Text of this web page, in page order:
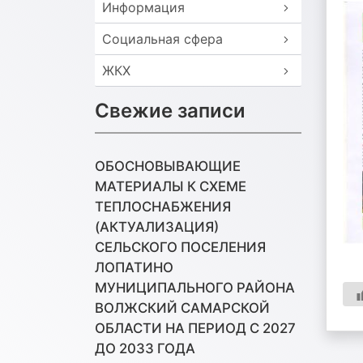
Информация
Социальная сфера
ЖКХ
Свежие записи
ОБОСНОВЫВАЮЩИЕ
МАТЕРИАЛЫ К СХЕМЕ
ТЕПЛОСНАБЖЕНИЯ
(АКТУАЛИЗАЦИЯ)
СЕЛЬСКОГО ПОСЕЛЕНИЯ
ЛОПАТИНО
МУНИЦИПАЛЬНОГО РАЙОНА
ВОЛЖСКИЙ САМАРСКОЙ
ОБЛАСТИ НА ПЕРИОД С 2027
ДО 2033 ГОДА